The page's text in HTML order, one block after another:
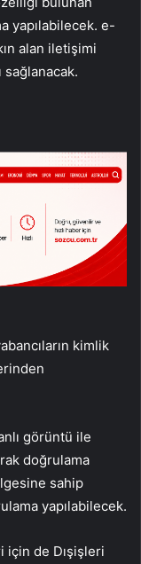
yapılabilecek. e-
alan iletişimi
sağlanacak.
kimlik
görüntü ile
doğrulama
sahip
yapılabilecek.
için de Dışişleri